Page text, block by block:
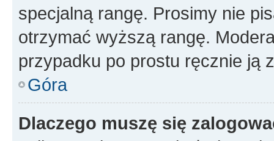
specjalną rangę. Prosimy nie
otrzymać wyższą rangę.
przypadku po prostu ręcznie ją
Góra
Dlaczego muszę się